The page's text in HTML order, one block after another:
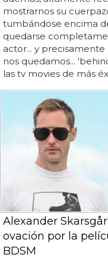
mostrarnos su
tumbándose encima
quedarse
actor... y
nos quedamos...
las tv movies de más
Alexander
ovación por la
BDSM